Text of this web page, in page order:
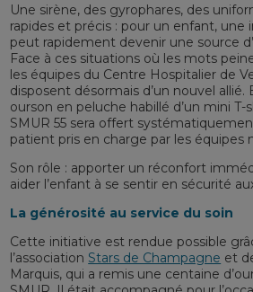
Une sirène, des gyrophares, des
rapides et précis : pour un enfant, une
peut rapidement devenir une source
Face à ces situations où les mots
les équipes du Centre Hospitalier de
disposent désormais d’un nouvel
ourson en peluche habillé d’un mini T-
SMUR 55 sera offert
patient pris en charge par les équipes
Son rôle : apporter un réconfort
aider l’enfant à se sentir en sécurité
La générosité au service du soin
Cette initiative est rendue possible
l’association Stars de Champagne et
Marquis, qui a remis une centaine